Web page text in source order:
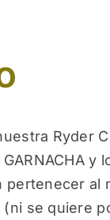
Ryder
y
al
se quiere